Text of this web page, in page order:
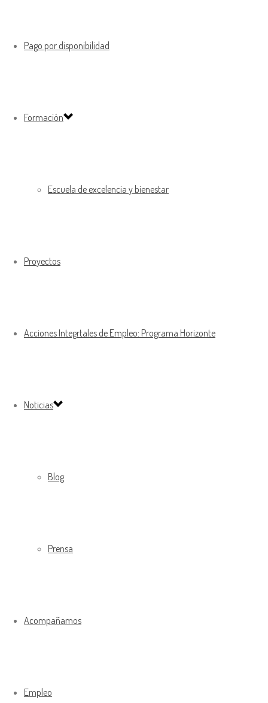
Pago por disponibilidad
Formación
Escuela de excelencia y bienestar
Proyectos
Acciones Integrtales de Empleo: Programa Horizonte
Noticias
Blog
Prensa
Acompañamos
Empleo